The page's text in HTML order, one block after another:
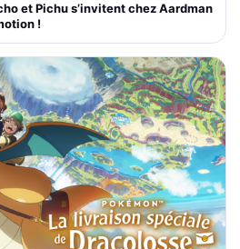
et Pichu s’invitent chez Aardman
!